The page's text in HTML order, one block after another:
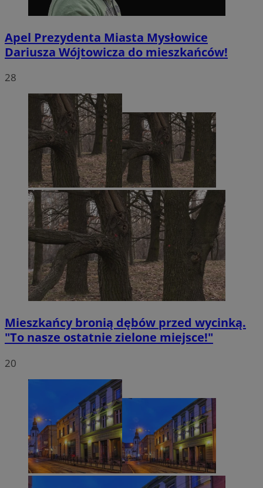
Apel Prezydenta Miasta Mysłowice
Dariusza Wójtowicza do mieszkańców!
28
Mieszkańcy bronią dębów przed wycinką.
"To nasze ostatnie zielone miejsce!"
20